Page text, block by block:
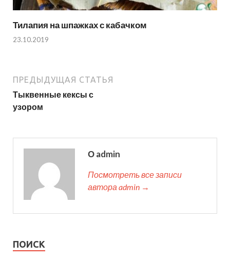
Тилапия на шпажках с кабачком
23.10.2019
ПРЕДЫДУЩАЯ СТАТЬЯ
Тыквенные кексы с
узором
О admin
Посмотреть все записи
автора admin →
ПОИСК